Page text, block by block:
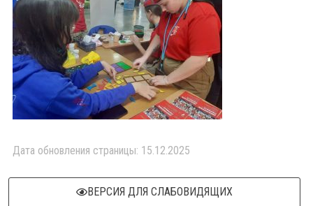
Дата обновления страницы: 15.12.2025
ВЕРСИЯ ДЛЯ СЛАБОВИДЯЩИХ